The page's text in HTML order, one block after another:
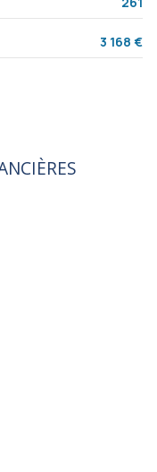
9.34 m²
3 168 €